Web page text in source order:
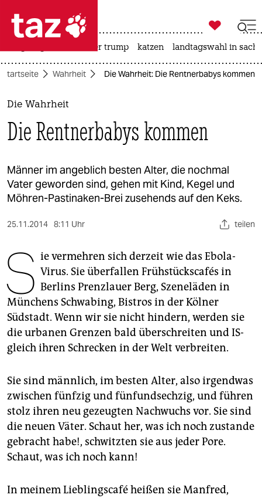
 taz zahl ich
taz zahl ich
themen
politik
gesellschaft
berlin
nord
wahrheit
verlag
veranstaltungen
shop
fragen & hilfe
unterstützen

taz zahl ich
usa unter trump katzen landtagswahl in
Startseite Wahrheit Die Wahrheit: Die Rentnerbabys kommen
Die Wahrheit
Die Rentnerbabys kommen
Männer im angeblich besten Alter, die nochmal
Vater geworden sind, gehen mit Kind, Kegel und
Möhren-Pastinaken-Brei zusehends auf den Keks.
25.11.2014 8:11 Uhr teilen
S ie vermehren sich derzeit wie das Ebola-
Virus. Sie überfallen Frühstückscafés in
Berlins Prenzlauer Berg, Szeneläden in
Münchens Schwabing, Bistros in der Kölner
Südstadt. Wenn wir sie nicht hindern, werden sie
die urbanen Grenzen bald überschreiten und IS-
gleich ihren Schrecken in der Welt verbreiten.
Sie sind männlich, im besten Alter, also irgendwas
zwischen fünfzig und fünfundsechzig, und führen
stolz ihren neu gezeugten Nachwuchs vor. Sie sind
die neuen Väter. Schaut her, was ich noch zustande
gebracht habe!, schwitzten sie aus jeder Pore.
Schaut, was ich noch kann!
In meinem Lieblingscafé heißen sie Manfred,